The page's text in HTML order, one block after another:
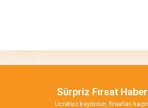
Yorum Yaz
Ürün bilgilerinde hatalar bulunuyor.
Sürpriz Fırsat
Ücretsiz kaydolun, fırsatları